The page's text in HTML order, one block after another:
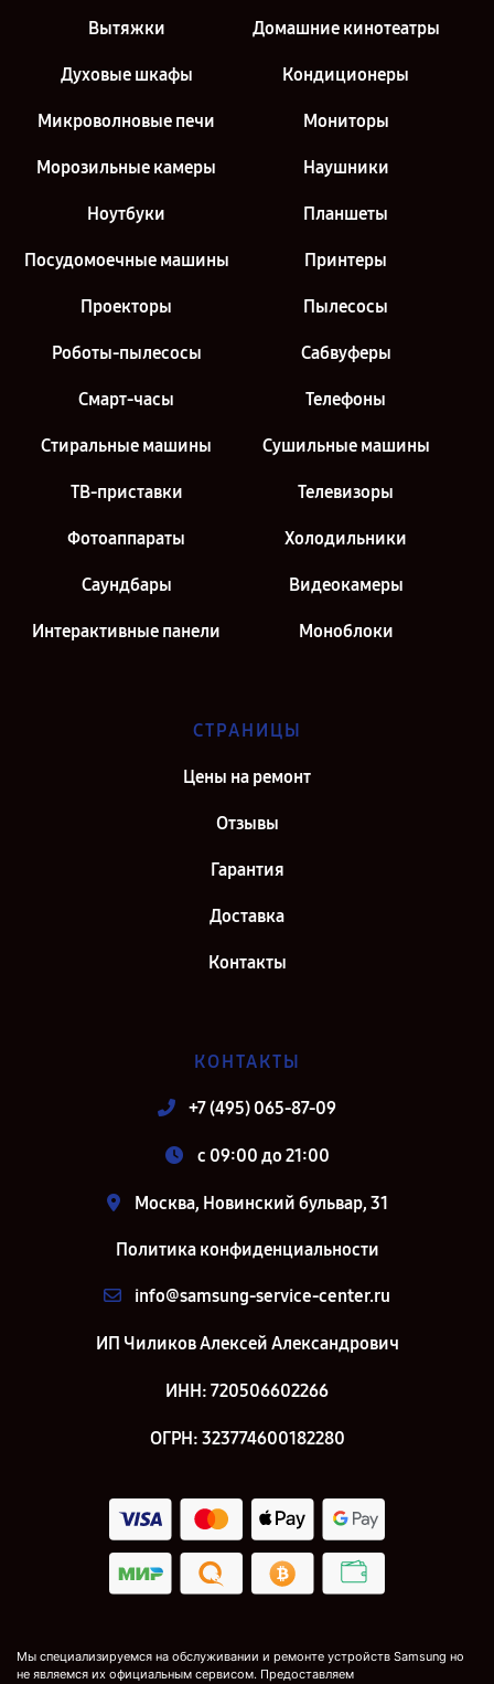
Вытяжки Домашние кинотеатры
Духовые шкафы Кондиционеры
Микроволновые печи Мониторы
Морозильные камеры Наушники
Ноутбуки Планшеты
Посудомоечные машины Принтеры
Проекторы Пылесосы
Роботы-пылесосы Сабвуферы
Смарт-часы Телефоны
Стиральные машины Сушильные машины
ТВ-приставки Телевизоры
Фотоаппараты Холодильники
Саундбары Видеокамеры
Интерактивные панели Моноблоки
СТРАНИЦЫ
Цены на ремонт
Отзывы
Гарантия
Доставка
Контакты
КОНТАКТЫ
+7 (495) 065-87-09
c 09:00 до 21:00
Москва, Новинский бульвар, 31
Политика конфиденциальности
info@samsung-service-center.ru
ИП Чиликов Алексей Александрович
ИНН: 720506602266
ОГРН: 323774600182280
Мы специализируемся на обслуживании и ремонте устройств Samsung но
не являемся их официальным сервисом. Предоставляем